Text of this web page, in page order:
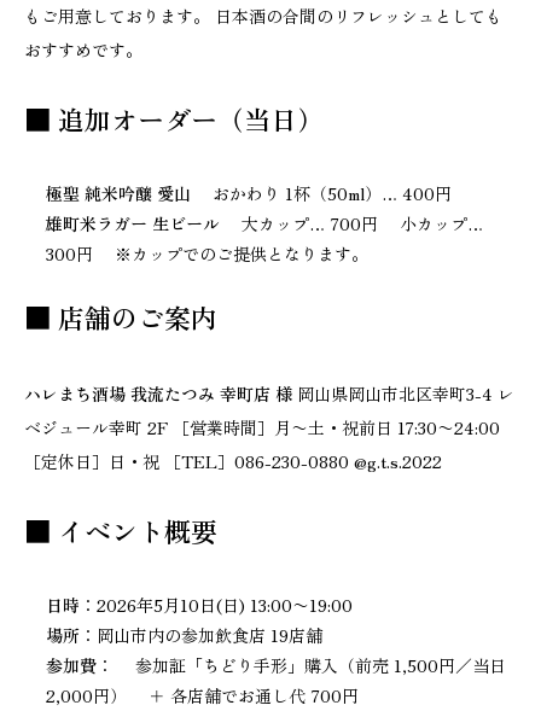
もご用意しております。 日本酒の合間のリフレッシュとしても
おすすめです。
■ 追加オーダー（当日）
極聖 純米吟醸 愛山 おかわり 1杯（50ml）… 400円
雄町米ラガー 生ビール 大カップ… 700円 小カップ…
300円 ※カップでのご提供となります。
■ 店舗のご案内
ハレまち酒場 我流たつみ 幸町店 様 岡山県岡山市北区幸町3-4 レ
ベジュール幸町 2F ［営業時間］月〜土・祝前日 17:30〜24:00
［定休日］日・祝 ［TEL］086-230-0880 @g.t.s.2022
■ イベント概要
日時 ：2026年5月10日(日) 13:00〜19:00
場所 ：岡山市内の参加飲食店 19店舗
参加費 ： 参加証「ちどり手形」購入（前売 1,500円／当日
2,000円） ＋ 各店舗でお通し代 700円